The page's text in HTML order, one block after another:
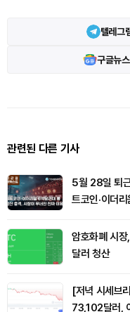
텔레그
구글뉴
관련된 다른 기사
5월 28일 퇴
트코인·이더
암호화폐 시
달러 청산
[저녁 시세브
73,102달러,